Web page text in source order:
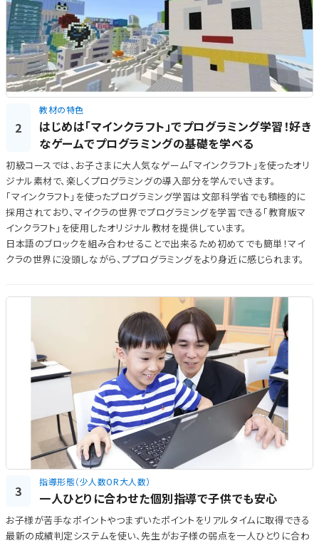
2
教材の特色
はじめは「マインクラフト」でプログラミング学習！好き
なゲームでプログラミングの基礎を学べる
初級コースでは、お子さまに大人気なゲーム「マインクラフト」を使ったオリ
ジナル素材で、楽しくプログラミングの導入部分を学んでいきます。
「マインクラフト」を使ったプログラミング学習は文部科学省でも積極的に
採用されており、マイクラの世界でプログラミングを学習できる「教育版マ
インクラフト」を使用したオリジナル教材を提供しています。
日本語のブロックを組み合わせることで出来るため初めてでも簡単！マイ
クラの世界に没頭しながら、ププログラミングをより身近に感じられます。
3
指導形態（少人数OR大人数）
一人ひとりに合わせた個別指導で子供でも安心
お子様が苦手なポイントやつまずいたポイントをリアルタイムに取得できる
最新の成績判定システムを使い、先生がお子様の弱点を一人ひとりに合わ